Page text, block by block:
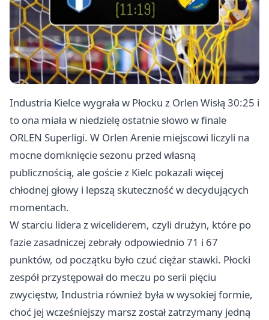
Industria Kielcewygrała w Płocku z Orlen Wisłą 30:25 i
to ona miała w niedzielę ostatnie słowo w finale
ORLEN Superligi. W Orlen Arenie miejscowi liczyli na
mocne domknięcie sezonu przed własną
publicznością, ale goście z Kielc pokazali więcej
chłodnej głowy i lepszą skuteczność w decydujących
momentach.
W starciu lidera z wiceliderem, czyli drużyn, które po
fazie zasadniczej zebrały odpowiednio 71 i 67
punktów, od początku było czuć ciężar stawki. Płocki
zespół przystępował do meczu po serii pięciu
zwycięstw, Industria również była w wysokiej formie,
choć jej wcześniejszy marsz został zatrzymany jedną